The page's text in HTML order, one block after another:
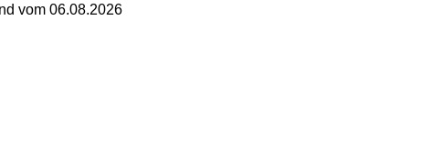
vom 06.08.2026